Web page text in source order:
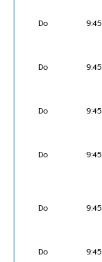
Do 9:45
Do 9:45
Do 9:45
Do 9:45
Do 9:45
Do 9:45